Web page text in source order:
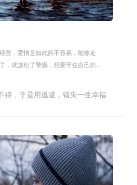
营，爱情是如此的不容易，能够走
，就放松了警惕，想要守住自己的
，于是用逃避，错失一生幸福